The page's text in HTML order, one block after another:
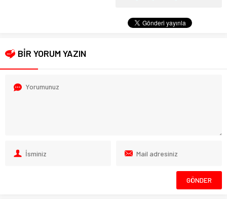
BİR YORUM YAZIN